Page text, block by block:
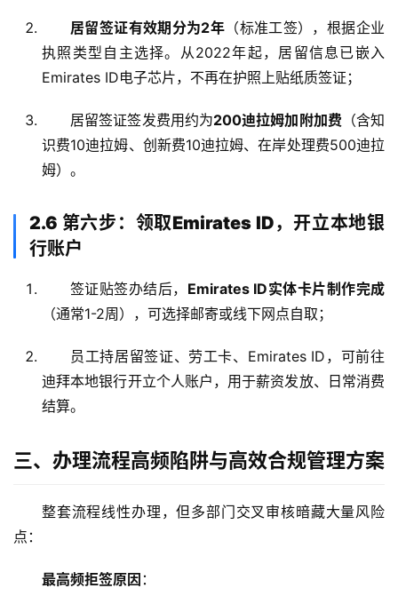
主
页
跨
讯
外
公
海
居留签证有效期分为2年 （标准工签），根据企业
执照类型自主选择。从2022年起，居留信息已嵌入
Emirates ID电子芯片，不再在护照上贴纸质签证 ；
居留签证签发费用约为200迪拉姆加附加费 （含知
识费10迪拉姆、创新费10迪拉姆、在岸处理费500迪拉
姆） 。
2.6 第六步：领取Emirates ID，开立本地银
行账户
签证贴签办结后， Emirates ID实体卡片制作完成
（通常1-2周），可选择邮寄或线下网点自取 ；
员工持居留签证、劳工卡、Emirates ID，可前往
迪拜本地银行开立个人账户，用于薪资发放、日常消费
结算。
三、办理流程高频陷阱与高效合规管理方案
整套流程线性办理，但多部门交叉审核暗藏大量风险
点：
最高频拒签原因 ：